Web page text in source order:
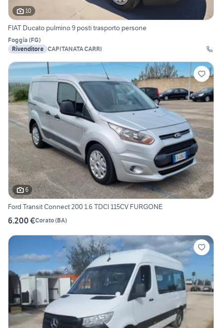
10
FIAT Ducato pulmino 9 posti trasporto persone
Foggia (FG)
Rivenditore CAPITANATA CARRI
6
Ford Transit Connect 200 1.6 TDCI 115CV FURGONE
6.200 €Corato(BA)